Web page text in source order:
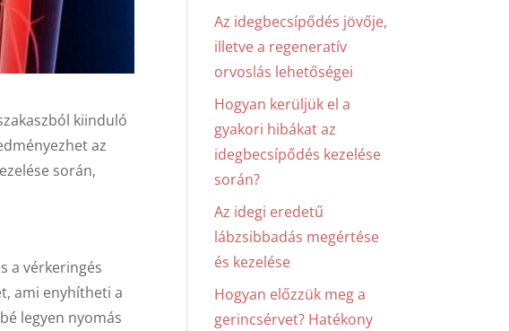
kiinduló
az
során,
a vérkeringés
ami enyhítheti a
legyen nyomás
Az idegbecsípődés jövője,
illetve a regeneratív
orvoslás lehetőségei
Hogyan kerüljük el a
gyakori hibákat az
idegbecsípődés kezelése
során?
Az idegi eredetű
lábzsibbadás megértése
és kezelése
Hogyan előzzük meg a
gerincsérvet? Hatékony